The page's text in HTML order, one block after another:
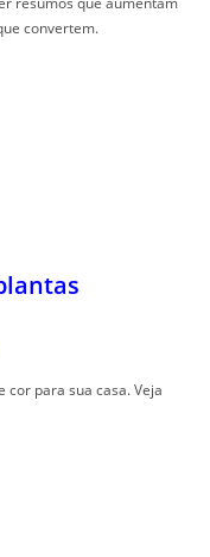
convertem.
cor para sua casa. Veja